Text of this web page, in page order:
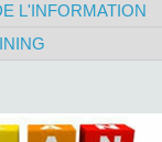
L'INFORMATION